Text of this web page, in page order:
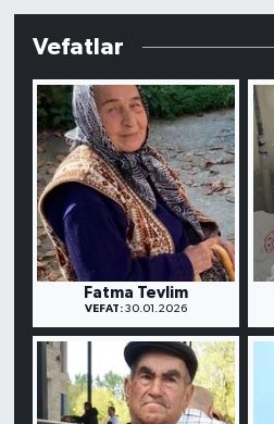
Vefatlar
Fatma Tevlim
VEFAT:30.01.2026